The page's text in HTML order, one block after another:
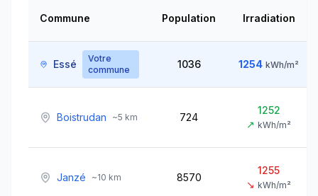
Commune Population Irradiation
Essé
Votre
commune
1036 1254 kWh/m²
Boistrudan ~5 km 724
1252
↗ kWh/m²
Janzé ~10 km 8570
1255
↘ kWh/m²